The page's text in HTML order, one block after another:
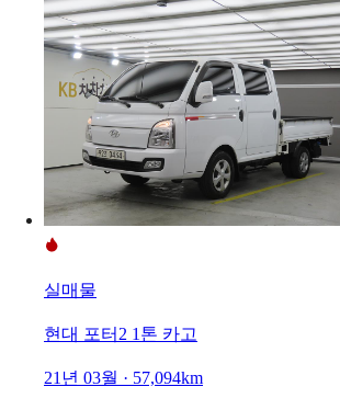
실매물
현대 포터2 1톤 카고
21년 03월 · 57,094km